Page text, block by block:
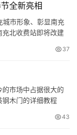
全新亮相
城市形象、彰显南充
北收费站即将改建
站仿古风格轮廓初
加到4至5组，并…
37
市场中占据很大的
钢木门的详细教程
钢木为门的结构，
43